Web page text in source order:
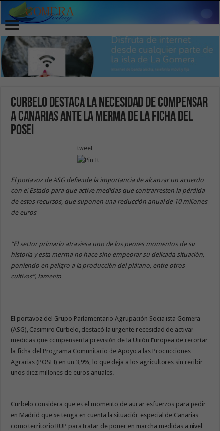
Curbelo destaca la necesidad de compensar
a Canarias ante la merma de la ficha del
POSEI
tweet
El portavoz de ASG defiende la importancia de alcanzar un acuerdo
con el Estado para que active medidas que contrarresten la pérdida
de estos recursos, que suponen una reducción anual de 10 millones
de euros
“El sector primario atraviesa uno de los peores momentos de su
historia y esta merma no hace sino empeorar su delicada situación,
poniendo en peligro a la producción del plátano, entre otros
cultivos”, lamenta
El portavoz del Grupo Parlamentario Agrupación Socialista Gomera
(ASG), Casimiro Curbelo, destacó la urgente necesidad de activar
medidas que compensen la previsión de la Unión Europea de recortar
la ficha del Programa Comunitario de Apoyo a las Producciones
Agrarias (POSEI) en un 3,9%, lo que deja a los agricultores sin recibir
unos diez millones de euros anuales.
Curbelo considera que es el momento de aunar esfuerzos para pedir
en Madrid que se tenga en cuenta la situación especial de Canarias
como territorio RUP para tratar de poner en marcha medidas a nivel